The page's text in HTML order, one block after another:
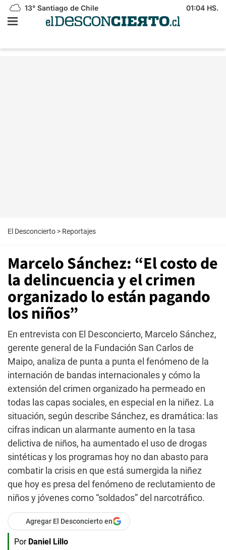
13° Santiago de Chile 01:04 HS.
El Desconcierto > Reportajes
Marcelo Sánchez: “El costo de
la delincuencia y el crimen
organizado lo están pagando
los niños”
En entrevista con El Desconcierto, Marcelo Sánchez,
gerente general de la Fundación San Carlos de
Maipo, analiza de punta a punta el fenómeno de la
internación de bandas internacionales y cómo la
extensión del crimen organizado ha permeado en
todas las capas sociales, en especial en la niñez. La
situación, según describe Sánchez, es dramática: las
cifras indican un alarmante aumento en la tasa
delictiva de niños, ha aumentado el uso de drogas
sintéticas y los programas hoy no dan abasto para
combatir la crisis en que está sumergida la niñez
que hoy es presa del fenómeno de reclutamiento de
niños y jóvenes como “soldados” del narcotráfico.
Agregar El Desconcierto en
Por Daniel Lillo